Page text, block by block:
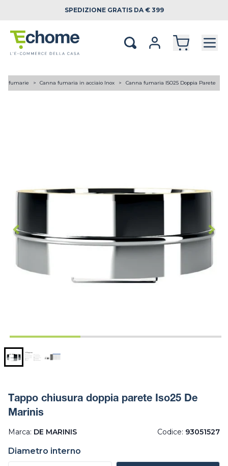
SPEDIZIONE GRATIS DA € 399
fumarie Canna fumaria in acciaio Inox Canna fumaria ISO25 Doppia Parete
Tappo chiusura doppia parete Iso25 De
Marinis
Marca: DE MARINIS Codice: 93051527
Diametro interno